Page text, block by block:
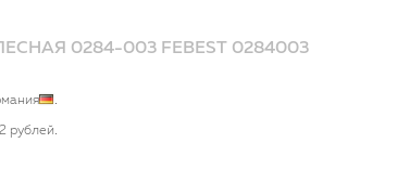
0284-003 FEBEST 0284003
рублей